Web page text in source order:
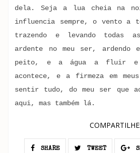
dela. Seja a lua cheia na
influencia sempre, o vento a
trazendo e levando todas
ardente no meu ser, ardendo e
peito, e a água a fluir e
acontece, e a firmeza em
sentir tudo, do meu ser que ao
aqui, mas também lá.
COMPARTILHE:
SHARE TWEET